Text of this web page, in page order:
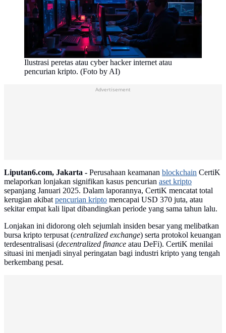
Ilustrasi peretas atau cyber hacker internet atau
pencurian kripto. (Foto by AI)
Advertisement
Liputan6.com, Jakarta - Perusahaan keamanan blockchain CertiK
melaporkan lonjakan signifikan kasus pencurian aset kripto
sepanjang Januari 2025. Dalam laporannya, CertiK mencatat total
kerugian akibatpencurian kripto mencapai USD 370 juta, atau
sekitar empat kali lipat dibandingkan periode yang sama tahun lalu.
Lonjakan ini didorong oleh sejumlah insiden besar yang melibatkan
bursa kripto terpusat (centralized exchange) serta protokol keuangan
terdesentralisasi (decentralized finance atau DeFi). CertiK menilai
situasi ini menjadi sinyal peringatan bagi industri kripto yang tengah
berkembang pesat.